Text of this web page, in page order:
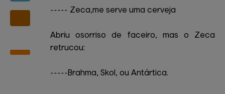
----- Zeca,me serve uma cerveja
Abriu osorriso de faceiro, mas o Zeca
retrucou:
-----Brahma, Skol, ou Antártica.